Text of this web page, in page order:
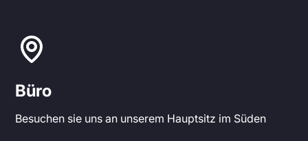
Büro
Besuchen sie uns an unserem Hauptsitz im Süden